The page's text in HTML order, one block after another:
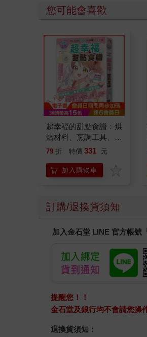
您可能也需要
探險活寶《泡泡糖公
主》一卡通
特價 150 元
加入購物車
您可能會喜歡
焙材料、烹調工具、可